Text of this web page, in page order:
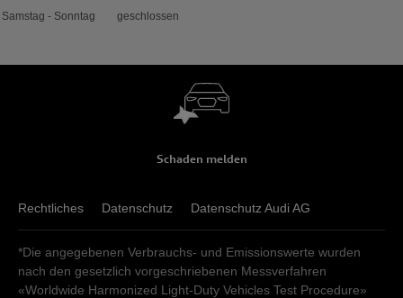
Samstag - Sonntag
geschlossen
Schaden melden
Rechtliches Datenschutz Datenschutz Audi AG
*Die angegebenen Verbrauchs- und Emissionswerte wurden
nach den gesetzlich vorgeschriebenen Messverfahren
«Worldwide Harmonized Light-Duty Vehicles Test Procedure»